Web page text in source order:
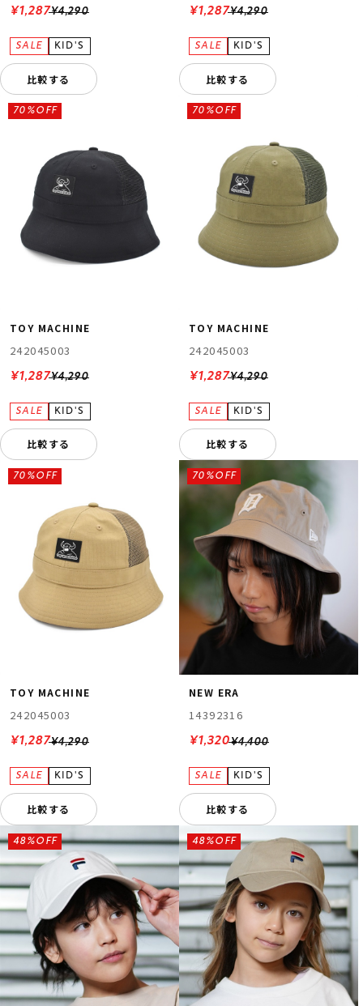
¥4,290
¥1,287
比較する
¥4,290
¥1,287
比較する
TOY MACHINE
242045003
¥4,290
70%OFF
¥1,287
比較する
TOY MACHINE
242045003
¥4,290
70%OFF
¥1,287
比較する
TOY MACHINE
242045003
¥4,290
70%OFF
¥1,287
比較する
NEW ERA
14392316
¥4,400
70%OFF
¥1,320
比較する
48%OFF 48%OFF